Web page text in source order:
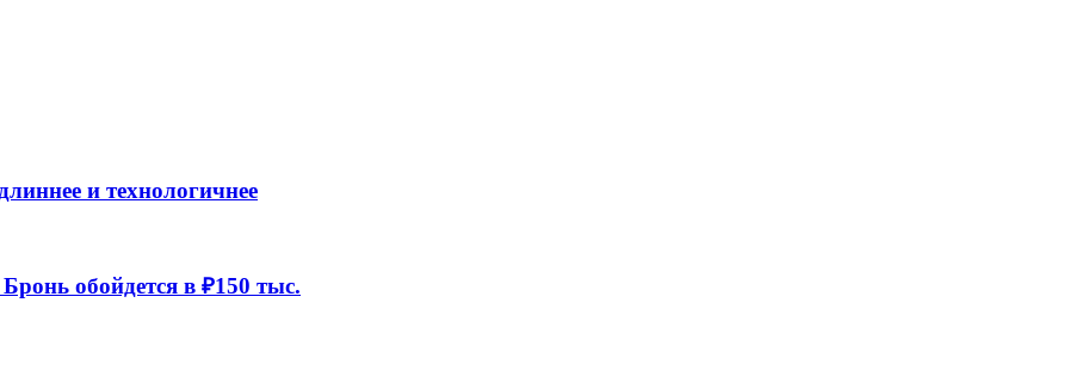
и технологичнее
обойдется в ₽150 тыс.